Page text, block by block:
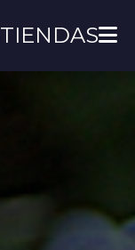
TIENDAS